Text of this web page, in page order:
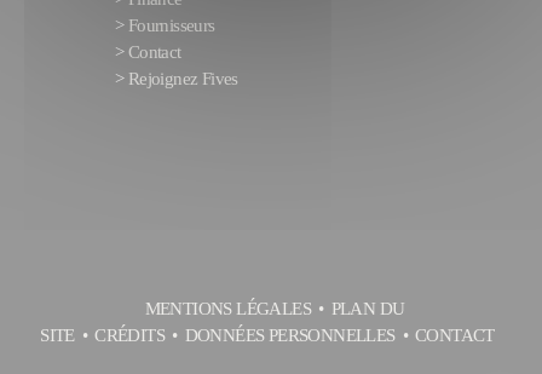
> Fournisseurs
>Contact
> Rejoignez Fives
MENTIONS LÉGALES
PLAN DU
SITE
CRÉDITS DONNÉES PERSONNELLES CONTACT